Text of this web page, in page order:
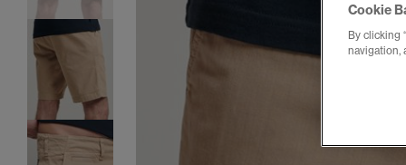
Cookie
By clicking
navigation,